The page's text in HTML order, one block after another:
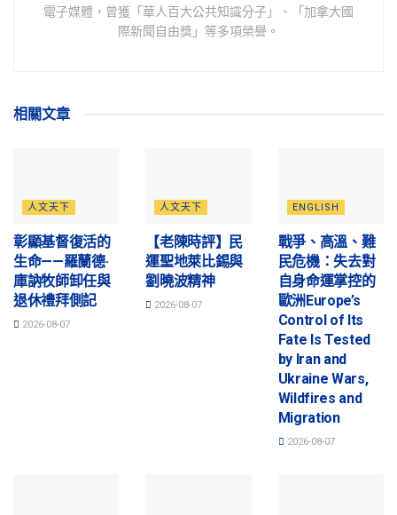
電子媒體，曾獲「華人百大公共知識分子」、「加拿大國
際新聞自由獎」等多項榮譽。
相關文章
人文天下
彰顯基督復活的
生命——羅蘭德·
庫訥牧師卸任與
退休禮拜側記
2026-08-07
人文天下
【老陳時評】民
運聖地萊比錫與
劉曉波精神
2026-08-07
ENGLISH
戰爭、高溫、難
民危機：失去對
自身命運掌控的
歐洲Europe’s
Control of Its
Fate Is Tested
by Iran and
Ukraine Wars,
Wildfires and
Migration
2026-08-07